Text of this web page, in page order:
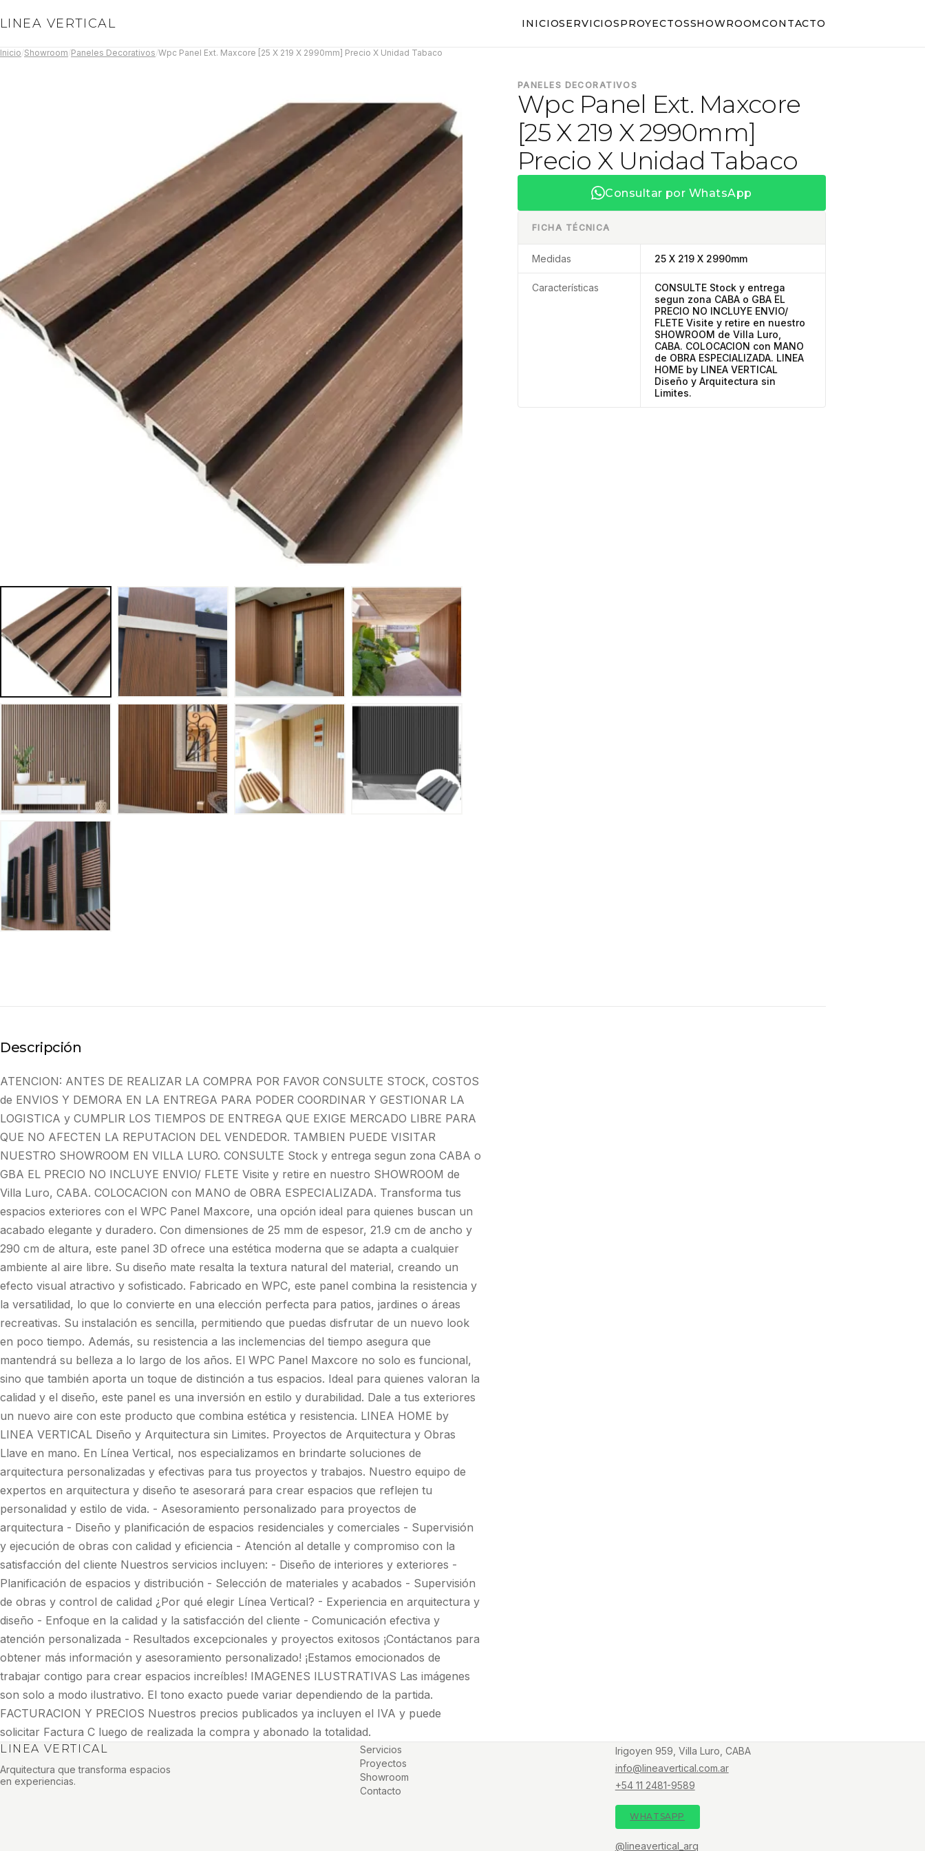
LINEA VERTICAL INICIOSERVICIOSPROYECTOSSHOWROOMCONTACTO
Inicio Showroom Paneles Decorativos Wpc Panel Ext. Maxcore [25 X 219 X 2990mm] Precio X Unidad Tabaco
PANELES DECORATIVOS
Wpc Panel Ext. Maxcore
[25 X 219 X 2990mm]
Precio X Unidad Tabaco
Consultar por WhatsApp
FICHA TÉCNICA
Medidas 25 X 219 X 2990mm
Características
CONSULTE Stock y entrega
segun zona CABA o GBA EL
PRECIO NO INCLUYE ENVIO/
FLETE Visite y retire en nuestro
SHOWROOM de Villa Luro,
CABA. COLOCACION con MANO
de OBRA ESPECIALIZADA. LINEA
HOME by LINEA VERTICAL
Diseño y Arquitectura sin
Limites.
Descripción
ATENCION: ANTES DE REALIZAR LA COMPRA POR FAVOR CONSULTE STOCK, COSTOS
de ENVIOS Y DEMORA EN LA ENTREGA PARA PODER COORDINAR Y GESTIONAR LA
LOGISTICA y CUMPLIR LOS TIEMPOS DE ENTREGA QUE EXIGE MERCADO LIBRE PARA
QUE NO AFECTEN LA REPUTACION DEL VENDEDOR. TAMBIEN PUEDE VISITAR
NUESTRO SHOWROOM EN VILLA LURO. CONSULTE Stock y entrega segun zona CABA o
GBA EL PRECIO NO INCLUYE ENVIO/ FLETE Visite y retire en nuestro SHOWROOM de
Villa Luro, CABA. COLOCACION con MANO de OBRA ESPECIALIZADA. Transforma tus
espacios exteriores con el WPC Panel Maxcore, una opción ideal para quienes buscan un
acabado elegante y duradero. Con dimensiones de 25 mm de espesor, 21.9 cm de ancho y
290 cm de altura, este panel 3D ofrece una estética moderna que se adapta a cualquier
ambiente al aire libre. Su diseño mate resalta la textura natural del material, creando un
efecto visual atractivo y sofisticado. Fabricado en WPC, este panel combina la resistencia y
la versatilidad, lo que lo convierte en una elección perfecta para patios, jardines o áreas
recreativas. Su instalación es sencilla, permitiendo que puedas disfrutar de un nuevo look
en poco tiempo. Además, su resistencia a las inclemencias del tiempo asegura que
mantendrá su belleza a lo largo de los años. El WPC Panel Maxcore no solo es funcional,
sino que también aporta un toque de distinción a tus espacios. Ideal para quienes valoran la
calidad y el diseño, este panel es una inversión en estilo y durabilidad. Dale a tus exteriores
un nuevo aire con este producto que combina estética y resistencia. LINEA HOME by
LINEA VERTICAL Diseño y Arquitectura sin Limites. Proyectos de Arquitectura y Obras
Llave en mano. En Línea Vertical, nos especializamos en brindarte soluciones de
arquitectura personalizadas y efectivas para tus proyectos y trabajos. Nuestro equipo de
expertos en arquitectura y diseño te asesorará para crear espacios que reflejen tu
personalidad y estilo de vida. - Asesoramiento personalizado para proyectos de
arquitectura - Diseño y planificación de espacios residenciales y comerciales - Supervisión
y ejecución de obras con calidad y eficiencia - Atención al detalle y compromiso con la
satisfacción del cliente Nuestros servicios incluyen: - Diseño de interiores y exteriores -
Planificación de espacios y distribución - Selección de materiales y acabados - Supervisión
de obras y control de calidad ¿Por qué elegir Línea Vertical? - Experiencia en arquitectura y
diseño - Enfoque en la calidad y la satisfacción del cliente - Comunicación efectiva y
atención personalizada - Resultados excepcionales y proyectos exitosos ¡Contáctanos para
obtener más información y asesoramiento personalizado! ¡Estamos emocionados de
trabajar contigo para crear espacios increíbles! IMAGENES ILUSTRATIVAS Las imágenes
son solo a modo ilustrativo. El tono exacto puede variar dependiendo de la partida.
FACTURACION Y PRECIOS Nuestros precios publicados ya incluyen el IVA y puede
solicitar Factura C luego de realizada la compra y abonado la totalidad.
LINEA VERTICAL
Arquitectura que transforma espacios
en experiencias.
Servicios
Proyectos
Showroom
Contacto
Irigoyen 959, Villa Luro, CABA
info@lineavertical.com.ar
+54 11 2481-9589
WHATSAPP
@lineavertical_arq